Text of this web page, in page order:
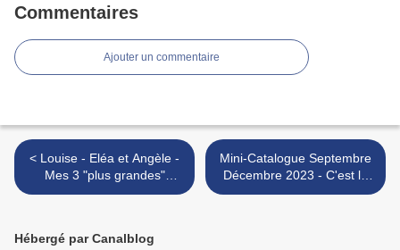
Commentaires
Ajouter un commentaire
< Louise - Eléa et Angèle -
Mes 3 "plus grandes"
petites-filles
Mini-Catalogue Septembre
Décembre 2023 - C'est le
jour J 🤩 >
Hébergé par Canalblog